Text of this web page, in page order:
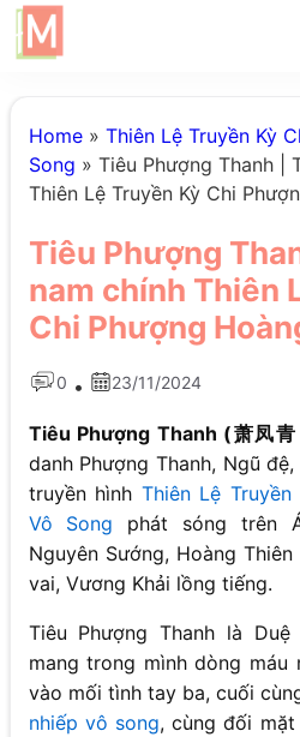
Home» Thiên Lệ Truyền Kỳ
Song » Tiêu Phượng Thanh |
Thiên Lệ Truyền Kỳ Chi
Tiêu Phượng
nam chính Thiên
Chi Phượng
0 • 23/11/2024
Tiêu Phượng Thanh (萧凤青
danh Phượng Thanh, Ngũ
truyền hình Thiên Lệ
Vô Song phát sóng trên
Nguyên Sướng, Hoàng
vai, Vương Khải lồng tiếng.
Tiêu Phượng Thanh là
mang trong mình dòng máu
vào mối tình tay ba, cuối
nhiếp vô song, cùng đối